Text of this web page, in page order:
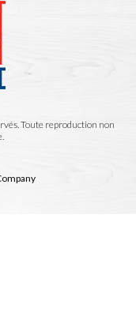
Toute reproduction non